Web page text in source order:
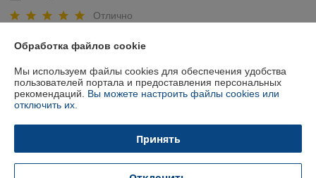
Отлично
Показать все отзывы
О нас
Контакты
Доставка и оплата
Обработка файлов cookie
Мы используем файлы cookies для обеспечения удобства
пользователей портала и предоставления персональных
рекомендаций. Вы можете настроить файлы cookies или
отключить их.
Принять